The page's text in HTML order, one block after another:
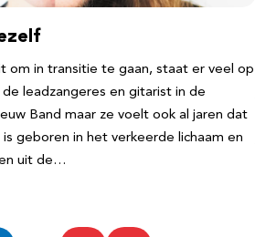
om in transitie te gaan, staat er veel op
leadzangeres en gitarist in de
Band maar ze voelt ook al jaren dat
geboren in het verkeerde lichaam en
uit de…